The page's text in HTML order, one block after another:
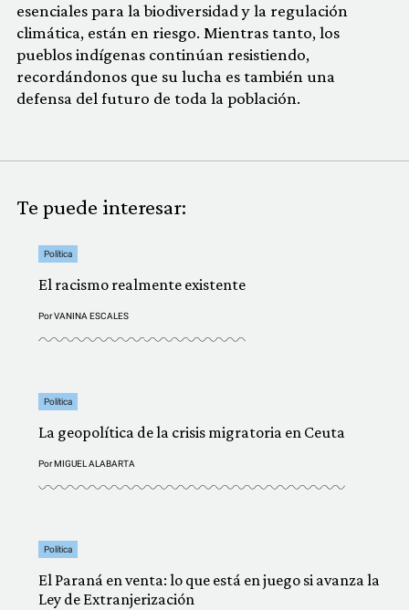
esenciales para la biodiversidad y la regulación
climática, están en riesgo. Mientras tanto, los
pueblos indígenas continúan resistiendo,
recordándonos que su lucha es también una
defensa del futuro de toda la población.
Te puede interesar:
Política
El racismo realmente existente
PorVANINA ESCALES
Política
La geopolítica de la crisis migratoria en Ceuta
PorMIGUEL ALABARTA
Política
El Paraná en venta: lo que está en juego si avanza la
Ley de Extranjerización